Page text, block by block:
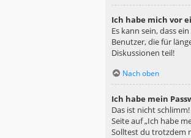
Ich habe mich vor
Es kann sein, dass
Benutzer, die für
Diskussionen teil!
Nach oben
Ich habe mein
Das ist nicht
Seite auf „Ich habe
Solltest du trotzdem